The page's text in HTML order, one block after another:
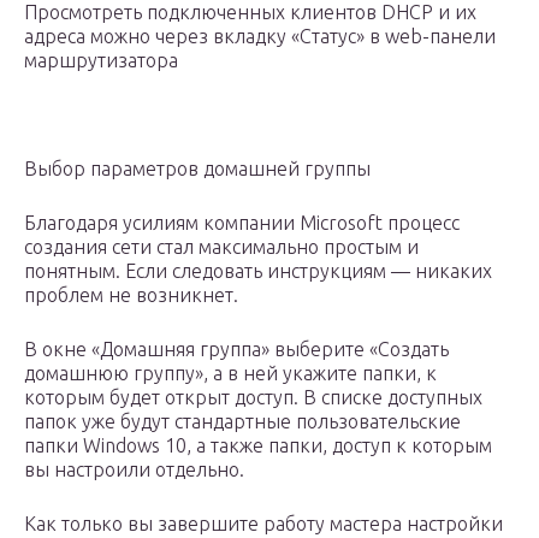
Просмотреть подключенных клиентов DHCP и их
адреса можно через вкладку «Статус» в web-панели
маршрутизатора
Выбор параметров домашней группы
Благодаря усилиям компании Microsoft процесс
создания сети стал максимально простым и
понятным. Если следовать инструкциям — никаких
проблем не возникнет.
В окне «Домашняя группа» выберите «Создать
домашнюю группу», а в ней укажите папки, к
которым будет открыт доступ. В списке доступных
папок уже будут стандартные пользовательские
папки Windows 10, а также папки, доступ к которым
вы настроили отдельно.
Как только вы завершите работу мастера настройки